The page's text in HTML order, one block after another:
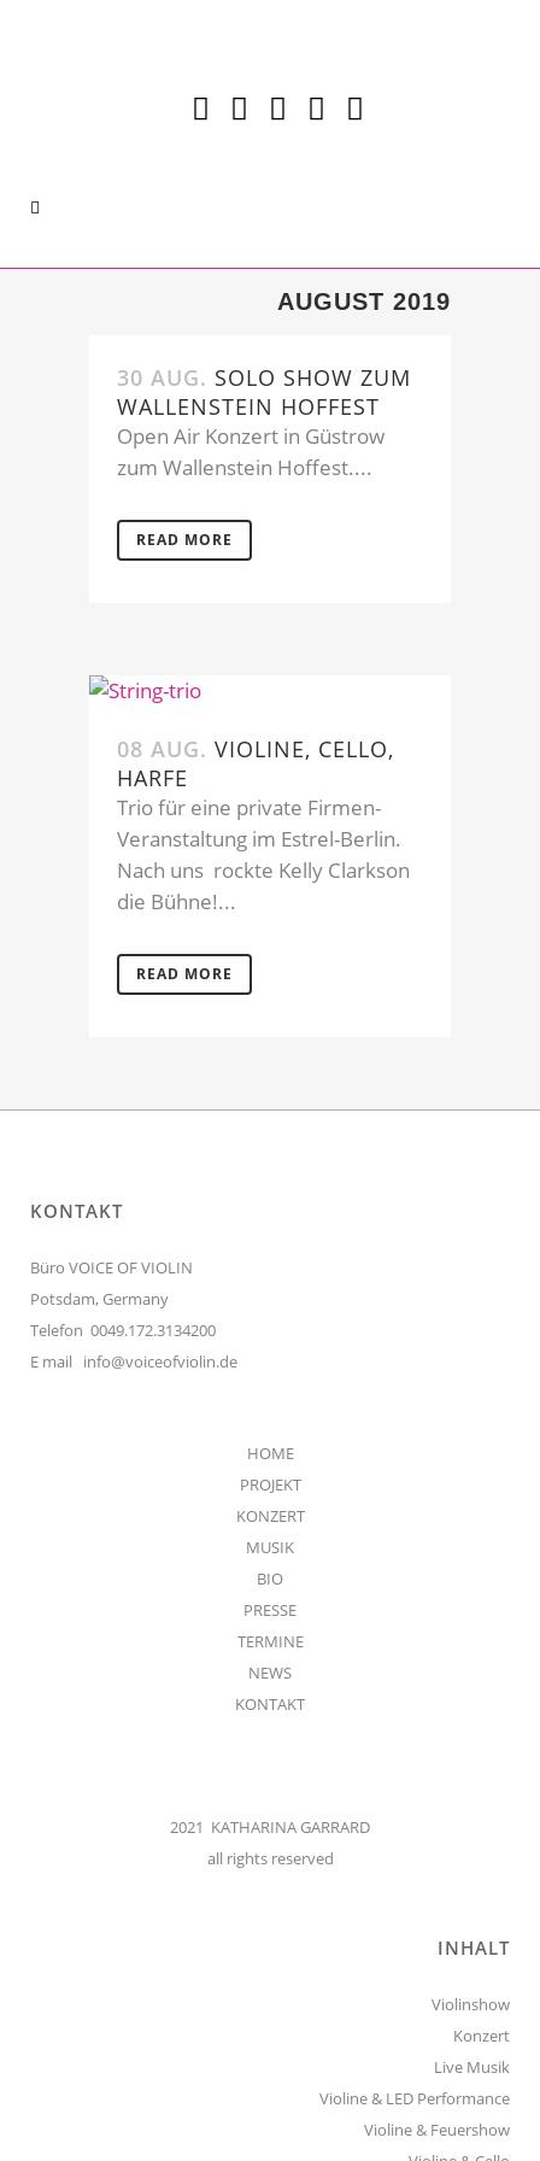
AUGUST 2019
30 AUG. SOLO SHOW ZUM
WALLENSTEIN HOFFEST
Open Air Konzert in Güstrow
zum Wallenstein Hoffest....
READ MORE
08 AUG. VIOLINE, CELLO,
HARFE
Trio für eine private Firmen-
Veranstaltung im Estrel-Berlin.
Nach uns rockte Kelly Clarkson
die Bühne!...
READ MORE
KONTAKT
Büro VOICE OF VIOLIN
Potsdam, Germany
Telefon 0049.172.3134200
E mail info@voiceofviolin.de
HOME
PROJEKT
KONZERT
MUSIK
BIO
PRESSE
TERMINE
NEWS
KONTAKT
2021 KATHARINA GARRARD
all rights reserved
INHALT
Violinshow
Konzert
Live Musik
Violine & LED Performance
Violine & Feuershow